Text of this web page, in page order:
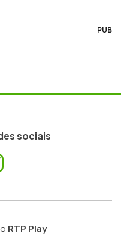
PUB
sociais
RTP Play